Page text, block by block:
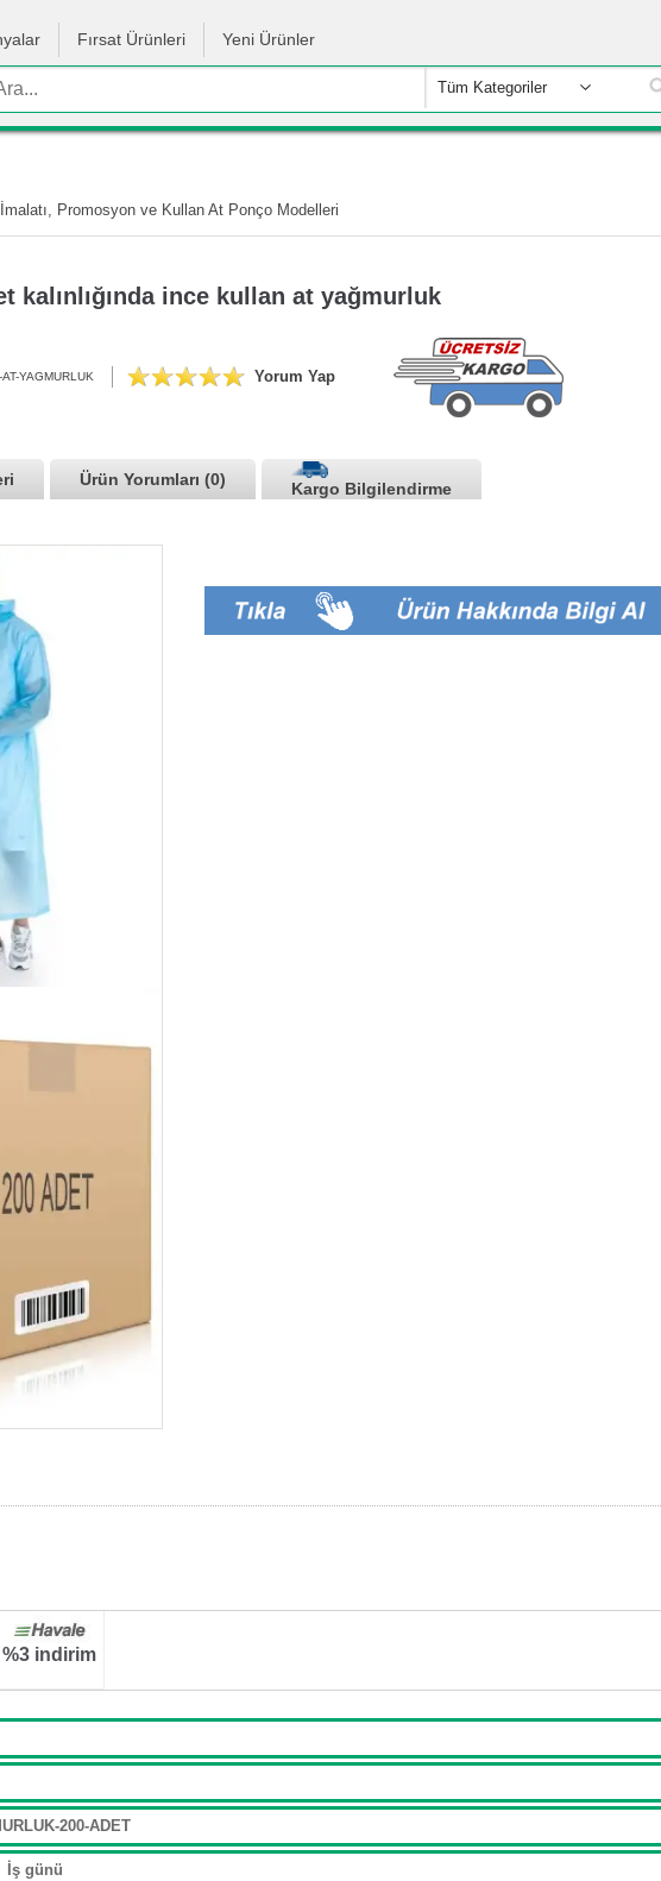
Fırsat Ürünleri Yeni Ürünler
Tüm Kategoriler
Promosyon ve Kullan At Ponço Modelleri
kalınlığında ince kullan at yağmurluk
YAGMURLUK Yorum Yap
Ürün Yorumları (0)
Kargo Bilgilendirme
%3 indirim
200-ADET
İş günü